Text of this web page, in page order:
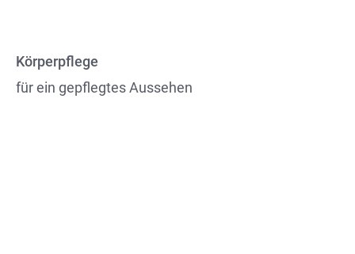
Körperpflege
für ein gepflegtes Aussehen